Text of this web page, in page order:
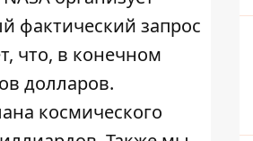
фактический запрос
что, в конечном
долларов.
космического